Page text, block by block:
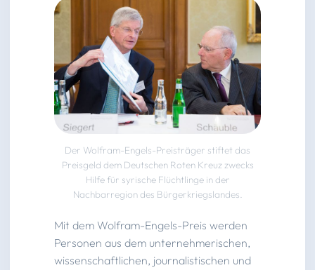
Der Wolfram-Engels-Preisträger stiftet das
Preisgeld dem Deutschen Roten Kreuz zwecks
Hilfe für syrische Flüchtlinge in der
Nachbarregion des Bürgerkriegslandes.
Mit dem Wolfram-Engels-Preis werden
Personen aus dem unternehmerischen,
wissenschaftlichen, journalistischen und